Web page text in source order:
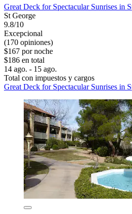
Great Deck for Spectacular Sunrises in
St George
9.8/10
Excepcional
(170 opiniones)
$167 por noche
$186 en total
14 ago. - 15 ago.
Total con impuestos y cargos
Great Deck for Spectacular Sunrises in